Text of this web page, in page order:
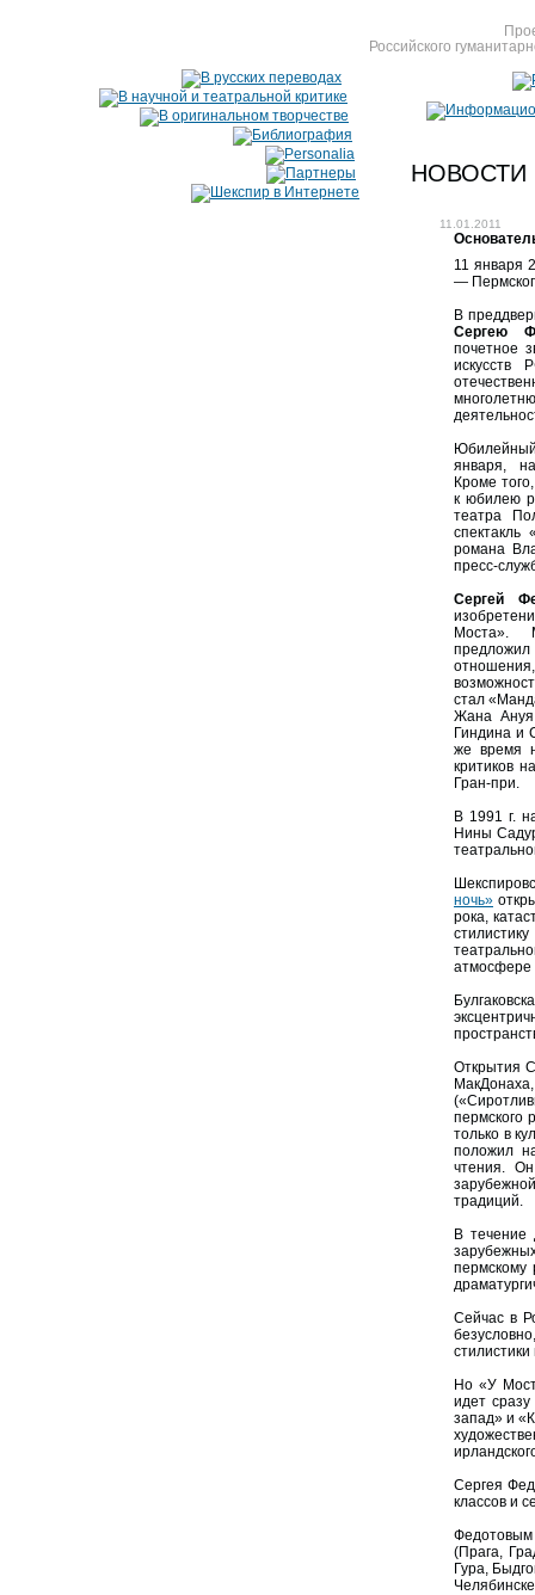
Российского
НОВОСТИ
11.01.2011
11 января
—
В
Сергею
почетное
искусств
Юбилейный
января,
Кроме
к юбилею
театра
романа
пресс-
Сергей
Моста».
стал
Жана
Гиндина и
же время
критиков
Гран-при.
В 1991 г.
Нины
ночь»
рока,
атмосфере
Открытия
пермского
только в
положил
чтения.
традиций.
В течение
пермскому
Сейчас в
Но «У
идет
запад» и
Сергея
классов и
Федотовым
(Прага,
Гура,